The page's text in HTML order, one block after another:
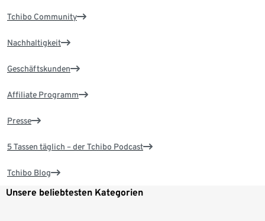
Tchibo Community
Nachhaltigkeit
Geschäftskunden
Affiliate Programm
Presse
5 Tassen täglich – der Tchibo Podcast
Tchibo Blog
Unsere beliebtesten Kategorien